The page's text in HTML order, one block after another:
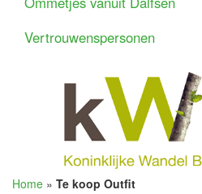
Vertrouwenspersonen
Home » Te koop Outfit